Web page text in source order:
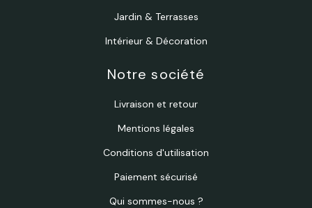
Jardin & Terrasses
Intérieur & Décoration
Notre société
Livraison et retour
Mentions légales
Conditions d'utilisation
Paiement sécurisé
Qui sommes-nous ?